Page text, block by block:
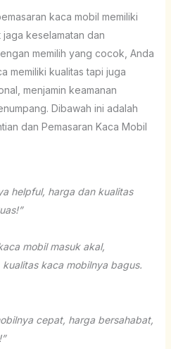
kaca mobil memiliki
keselamatan dan
memilih yang cocok, Anda
memiliki kualitas tapi juga
menjamin keamanan
Dibawah ini adalah
dan Pemasaran Kaca Mobil
helpful, harga dan kualitas
mobil masuk akal,
kaca mobilnya bagus.
cepat, harga bersahabat,